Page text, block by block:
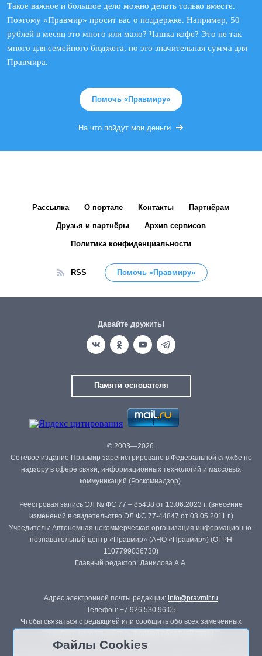
Такое важное и большое дело можно делать только вместе.
Поэтому «Правмир» просит вас о поддержке. Например, 50
рублей в месяц это много или мало? Чашка кофе? Это не так
много для семейного бюджета, но это значительная сумма для
Правмира.
Помочь «Правмиру»
На что пойдут мои деньги
Рассылка О портале Контакты Партнёрам
Друзья и партнёры Архив сервисов
Политика конфиденциальности
RSS Помочь «Правмиру»
Давайте дружить!
Памяти основателя
© 2003—2026.
Сетевое издание Правмир зарегистрировано в Федеральной службе по
надзору в сфере связи, информационных технологий и массовых
коммуникаций (Роскомнадзор).
Реестровая запись ЭЛ № ФС 77 – 85438 от 13.06.2023 г. (внесение
изменений в свидетельство ЭЛ ФС 77-44847 от 03.05.2011 г.)
Учредитель: Автономная некоммерческая организация информационно-
познавательный центр «Правмир» (АНО «Правмир») (ОГРН
1107799036730)
Главный редактор: Данилова А.А.
Адрес электронной почты редакции: info@pravmir.ru
Телефон: +7 926 530 96 05
Чтобы связаться с редакцией или сообщить обо всех замеченных
Файлы Cookies